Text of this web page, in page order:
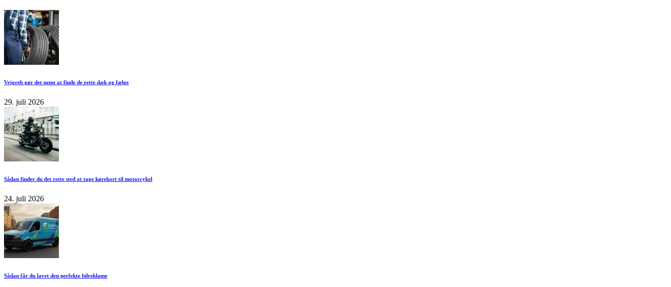
Vejgreb gør det nemt at finde de rette dæk og fælge
29. juli 2026
Sådan finder du det rette sted at tage kørekort til motorcykel
24. juli 2026
Sådan får du lavet den perfekte bilreklame